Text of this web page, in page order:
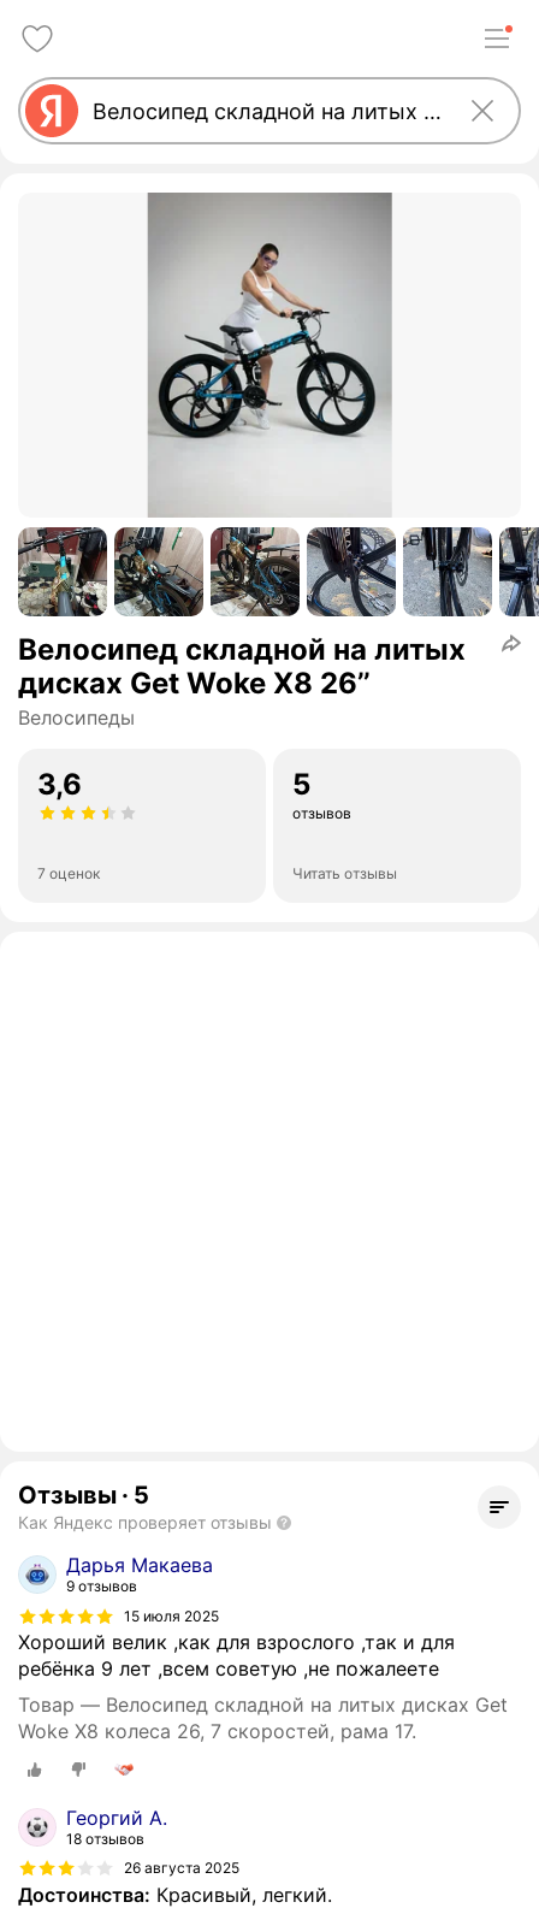
Велосипед складной на литых
дисках Get Woke X8 26’’
Велосипеды
3,6
7 оценок
5
отзывов
Читать отзывы
Отзывы · 5
Как Яндекс проверяет отзывы
Дарья Макаева
9 отзывов
15 июля 2025
Хороший велик ,как для взрослого ,так и для
ребёнка 9 лет ,всем советую ,не пожалеете
Товар — Велосипед складной на литых дисках Get
Woke X8 колеса 26, 7 скоростей, рама 17.
Георгий А.
18 отзывов
26 августа 2025
Достоинства: Красивый, легкий.